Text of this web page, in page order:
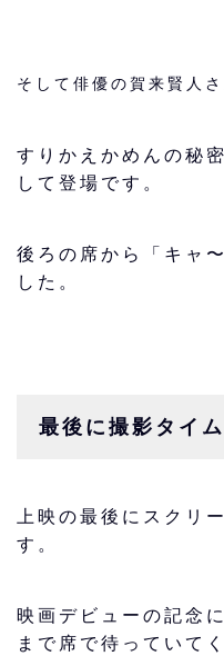
そして俳優の賀来賢人さ
すりかえかめんの秘
して登場です。
後ろの席から「キャ
した。
最後に撮影タイム
上映の最後にスクリ
す。
映画デビューの記念
まで席で待っていて